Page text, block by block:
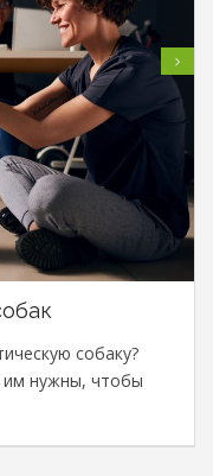
собаку?
им нужны, чтобы